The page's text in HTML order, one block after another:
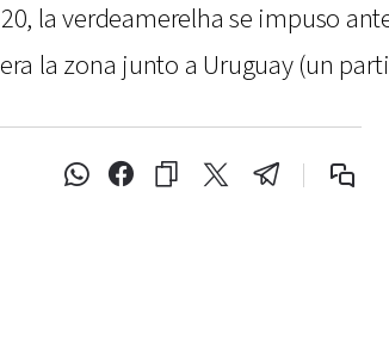
la verdeamerelha se impuso
la zona junto a Uruguay (un